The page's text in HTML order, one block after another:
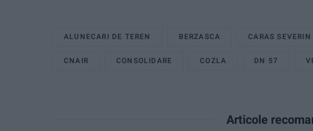
ALUNECARI DE TEREN BERZASCA CARAS SEVERIN
CNAIR CONSOLIDARE COZLA DN 57
Articole